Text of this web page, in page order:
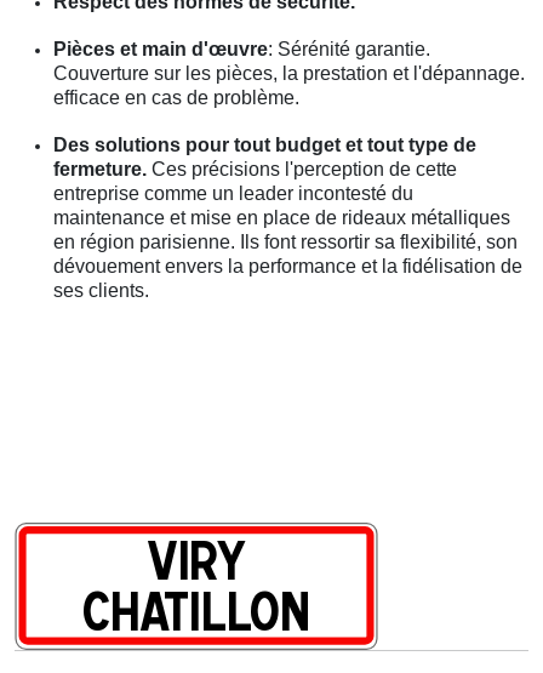
Pièces et main d'œuvre: Sérénité garantie.
Couverture sur les pièces, la prestation et l'dépannage.
efficace en cas de problème.
Des solutions pour tout budget et tout type de
fermeture. Ces précisions l'perception de cette
entreprise comme un leader incontesté du
maintenance et mise en place de rideaux métalliques
en région parisienne. Ils font ressortir sa flexibilité, son
dévouement envers la performance et la fidélisation de
ses clients.